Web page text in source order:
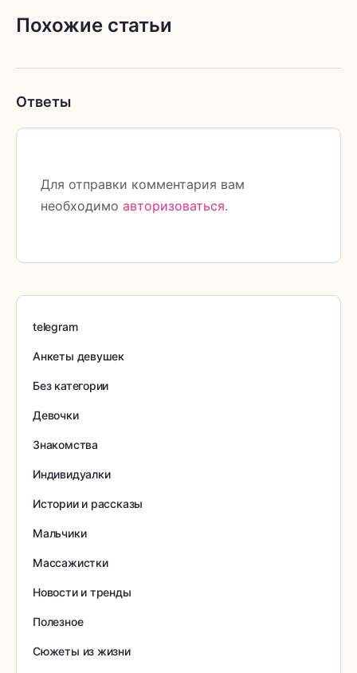
Похожие статьи
Ответы
Для отправки комментария вам
необходимо авторизоваться.
telegram
Анкеты девушек
Без категории
Девочки
Знакомства
Индивидуалки
Истории и рассказы
Мальчики
Массажистки
Новости и тренды
Полезное
Сюжеты из жизни